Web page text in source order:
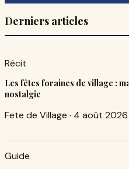
Derniers articles
Récit
Les fêtes foraines de village :
nostalgie
Fete de Village · 4 août 2026
Guide